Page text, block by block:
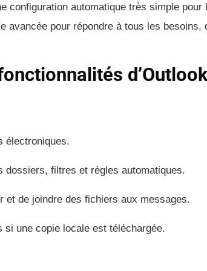
configuration automatique très simple
avancée pour répondre à tous les besoins,
électroniques.
dossiers, filtres et règles automatiques.
et de joindre des fichiers aux messages.
une copie locale est téléchargée.